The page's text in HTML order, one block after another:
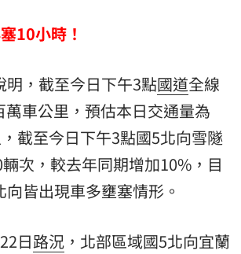
10小時！
明，截至今日下午3點國道全線
車公里，預估本日交通量為
截至今日下午3點國5北向雪隧
次，較去年同期增加10%，目
皆出現車多壅塞情形。
日路況 ，北部區域國5北向宜蘭